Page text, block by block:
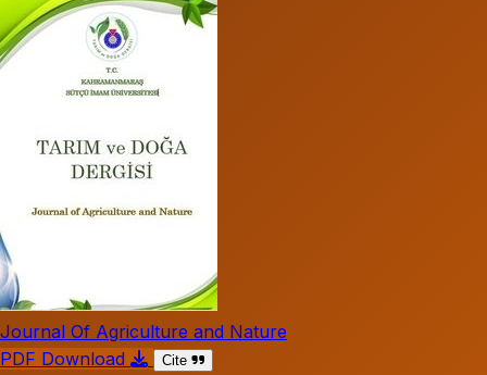
Journal Of Agriculture and Nature
PDF Download
Cite